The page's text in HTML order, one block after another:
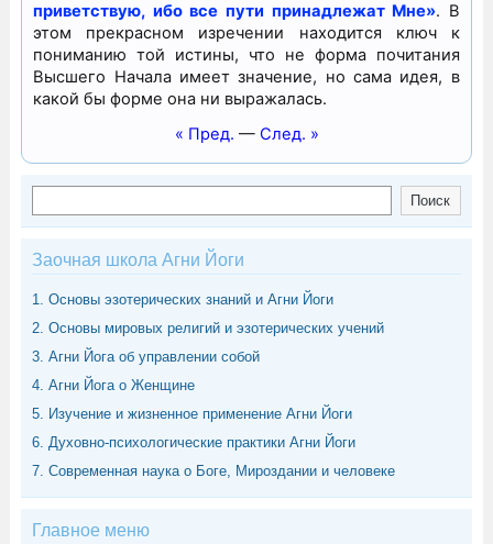
приветствую, ибо все пути принадлежат Мне». В
этом прекрасном изречении находится ключ к
пониманию той истины, что не форма почитания
Высшего Начала имеет значение, но сама идея, в
какой бы форме она ни выражалась.
« Пред. — След. »
Поиск
Заочная школа Агни Йоги
1. Основы эзотерических знаний и Агни Йоги
2. Основы мировых религий и эзотерических учений
3. Агни Йога об управлении собой
4. Агни Йога о Женщине
5. Изучение и жизненное применение Агни Йоги
6. Духовно-психологические практики Агни Йоги
7. Современная наука о Боге, Мироздании и человеке
Главное меню